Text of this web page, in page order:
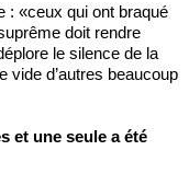
: «ceux qui ont braqué
doit rendre
le silence de la
vide d’autres beaucoup
et une seule a été